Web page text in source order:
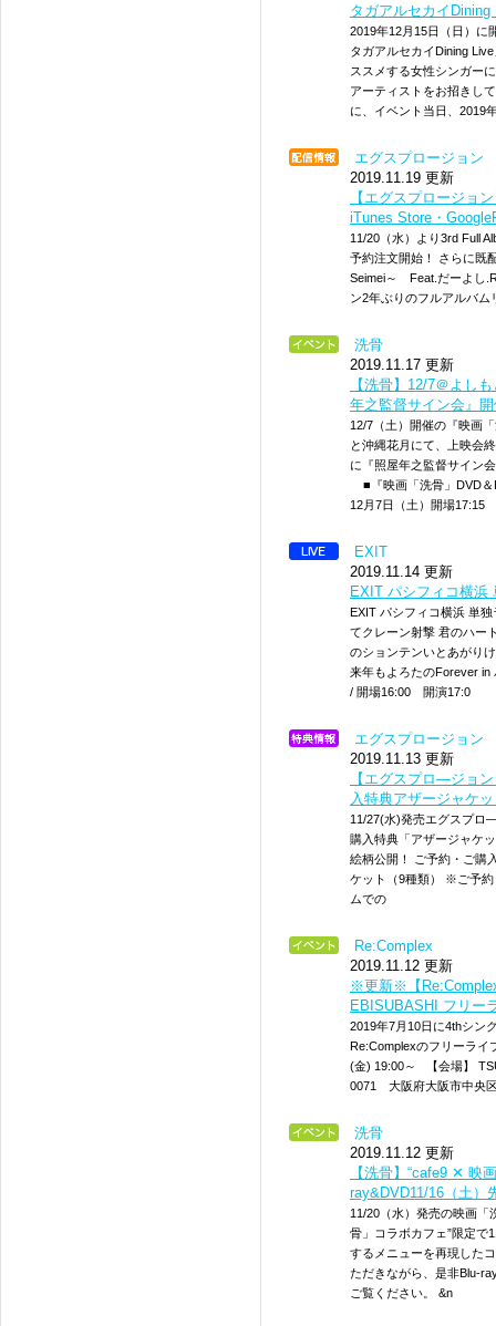
タガアルセカイ
2019年12月15日（日）に
タガアルセカイDining
ススメする女性シンガー
アーティストをお招きし
に、イベント当日、2019
エグスプロージョン
2019.11.19 更新
【エグスプロージョ
iTunes Store・
11/20（水）より3rd Full
予約注文開始！ さらに既
Seimei～ Feat.だーよし
ン2年ぶりのフルアルバ
洗骨
2019.11.17 更新
【洗骨】12/7＠よし
年之監督サイン会』
12/7（土）開催の『映画
と沖縄花月にて、上映会
に『照屋年之監督サイン
■『映画「洗骨」DVD＆
12月7日（土）開場17:15
EXIT
2019.11.14 更新
EXIT パシフィコ横浜
EXIT パシフィコ横浜 単
てクレーン射撃 君のハー
のションテンいとあがり
来年もよろたのForever
/ 開場16:00 開演17:0
エグスプロージョン
2019.11.13 更新
【エグスプロ―ジョ
入特典アザージャケ
11/27(水)発売エグスプロ
購入特典「アザージャケ
絵柄公開！ ご予約・ご購
ケット（9種類） ※ご予約
ムでの
Re:Complex
2019.11.12 更新
※更新※【
EBISUBASHI フリー
2019年7月10日に4thシン
Re:Complexのフリーラ
(金) 19:00～ 【会場】
0071 大阪府大阪市中央
洗骨
2019.11.12 更新
【洗骨】“cafe9 ✕ 映
ray&DVD11/16（土）
11/20（水）発売の映画「
骨」コラボカフェ”限定で
するメニューを再現した
ただきながら、是非Blu-
ご覧ください。 &n